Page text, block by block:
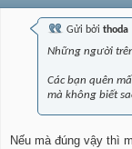
Gửi bởi thoda
Những người
Các bạn quên
mà không biết
Nếu mà đúng vậy thì